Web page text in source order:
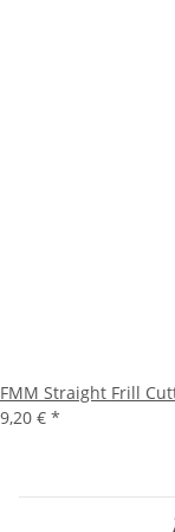
FMM Straight Frill
9,20 € *